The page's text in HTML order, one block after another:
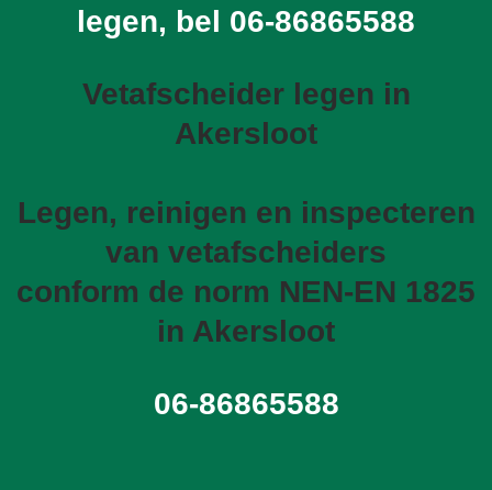
legen, bel 06-86865588
Vetafscheider legen in
Akersloot
Legen, reinigen en inspecteren
van vetafscheiders
conform de norm NEN-EN 1825
in Akersloot
06-86865588